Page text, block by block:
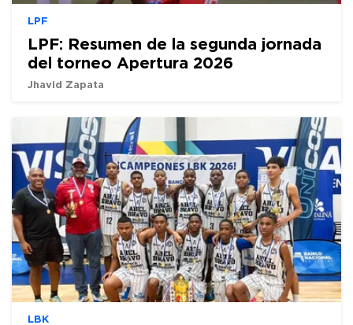
LPF
LPF: Resumen de la segunda jornada
del torneo Apertura 2026
Jhavid Zapata
LBK